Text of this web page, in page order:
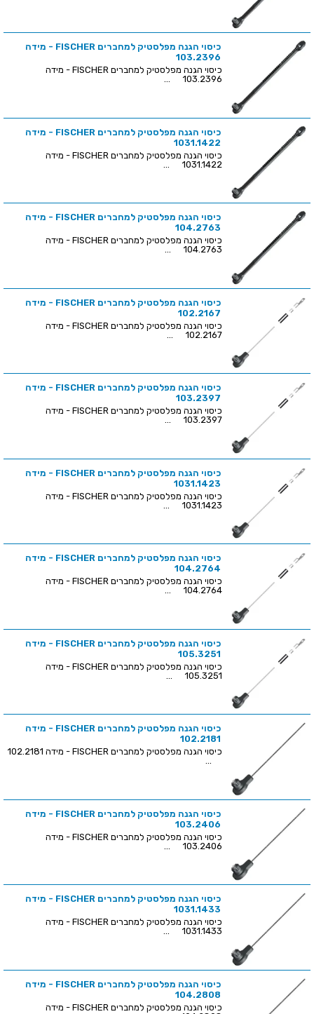
כיסוי הגנה מפלסטיק למחברים FISCHER - מידה
103.2396
כיסוי הגנה מפלסטיק למחברים FISCHER - מידה
103.2396 ...
כיסוי הגנה מפלסטיק למחברים FISCHER - מידה
1031.1422
כיסוי הגנה מפלסטיק למחברים FISCHER - מידה
1031.1422 ...
כיסוי הגנה מפלסטיק למחברים FISCHER - מידה
104.2763
כיסוי הגנה מפלסטיק למחברים FISCHER - מידה
104.2763 ...
כיסוי הגנה מפלסטיק למחברים FISCHER - מידה
102.2167
כיסוי הגנה מפלסטיק למחברים FISCHER - מידה
102.2167 ...
כיסוי הגנה מפלסטיק למחברים FISCHER - מידה
103.2397
כיסוי הגנה מפלסטיק למחברים FISCHER - מידה
103.2397 ...
כיסוי הגנה מפלסטיק למחברים FISCHER - מידה
1031.1423
כיסוי הגנה מפלסטיק למחברים FISCHER - מידה
1031.1423 ...
כיסוי הגנה מפלסטיק למחברים FISCHER - מידה
104.2764
כיסוי הגנה מפלסטיק למחברים FISCHER - מידה
104.2764 ...
כיסוי הגנה מפלסטיק למחברים FISCHER - מידה
105.3251
כיסוי הגנה מפלסטיק למחברים FISCHER - מידה
105.3251 ...
כיסוי הגנה מפלסטיק למחברים FISCHER - מידה
102.2181
כיסוי הגנה מפלסטיק למחברים FISCHER - מידה 102.2181
...
כיסוי הגנה מפלסטיק למחברים FISCHER - מידה
103.2406
כיסוי הגנה מפלסטיק למחברים FISCHER - מידה
103.2406 ...
כיסוי הגנה מפלסטיק למחברים FISCHER - מידה
1031.1433
כיסוי הגנה מפלסטיק למחברים FISCHER - מידה
1031.1433 ...
כיסוי הגנה מפלסטיק למחברים FISCHER - מידה
104.2808
כיסוי הגנה מפלסטיק למחברים FISCHER - מידה